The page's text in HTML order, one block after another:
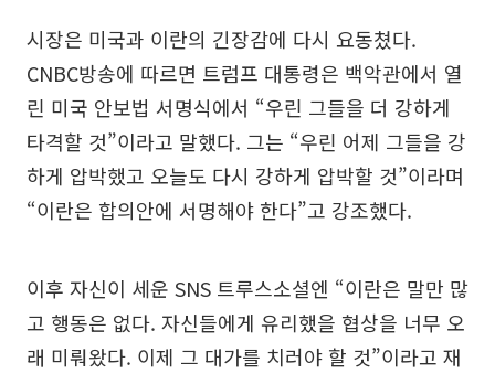
시장은 미국과 이란의 긴장감에 다시 요동쳤다.
CNBC방송에 따르면 트럼프 대통령은 백악관에서 열
린 미국 안보법 서명식에서 “우린 그들을 더 강하게
타격할 것”이라고 말했다. 그는 “우린 어제 그들을 강
하게 압박했고 오늘도 다시 강하게 압박할 것”이라며
“이란은 합의안에 서명해야 한다”고 강조했다.
이후 자신이 세운 SNS 트루스소셜엔 “이란은 말만 많
고 행동은 없다. 자신들에게 유리했을 협상을 너무 오
래 미뤄왔다. 이제 그 대가를 치러야 할 것”이라고 재